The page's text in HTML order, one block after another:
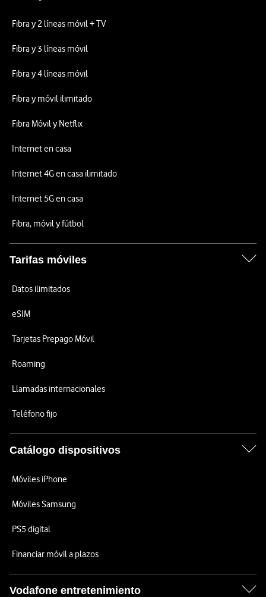
Fibra y 2 líneas móvil + TV
Fibra y 3 líneas móvil
Fibra y 4 líneas móvil
Fibra y móvil ilimitado
Fibra Móvil y Netflix
Internet en casa
Internet 4G en casa ilimitado
Internet 5G en casa
Fibra, móvil y fútbol
Tarifas móviles
Datos ilimitados
eSIM
Tarjetas Prepago Móvil
Roaming
Llamadas internacionales
Teléfono fijo
Catálogo dispositivos
Móviles iPhone
Móviles Samsung
PS5 digital
Financiar móvil a plazos
Vodafone entretenimiento